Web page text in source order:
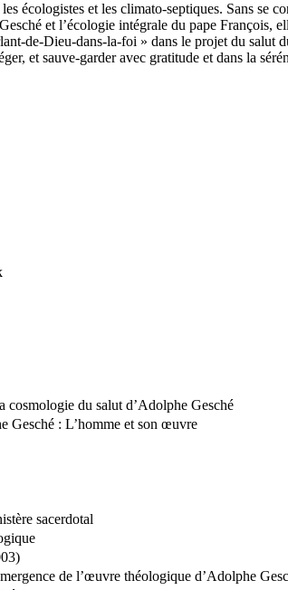
écologistes et les climato-septiques. Sans se
et l’écologie intégrale du pape François,
de-Dieu-dans-la-foi » dans le projet du
et sauve-garder avec gratitude et dans la
du salut d’Adolphe Gesché
: L’homme et son œuvre
sacerdotal
de l’œuvre théologique d’Adolphe